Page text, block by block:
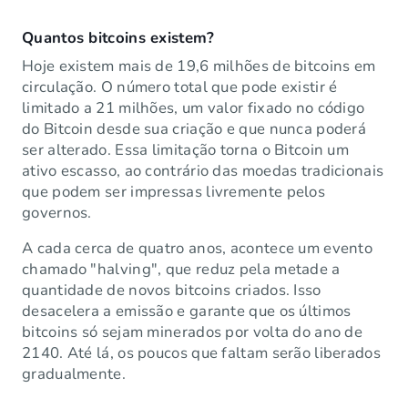
Quantos bitcoins existem?
Hoje existem mais de 19,6 milhões de bitcoins em
circulação. O número total que pode existir é
limitado a 21 milhões, um valor fixado no código
do Bitcoin desde sua criação e que nunca poderá
ser alterado. Essa limitação torna o Bitcoin um
ativo escasso, ao contrário das moedas tradicionais
que podem ser impressas livremente pelos
governos.
A cada cerca de quatro anos, acontece um evento
chamado "halving", que reduz pela metade a
quantidade de novos bitcoins criados. Isso
desacelera a emissão e garante que os últimos
bitcoins só sejam minerados por volta do ano de
2140. Até lá, os poucos que faltam serão liberados
gradualmente.